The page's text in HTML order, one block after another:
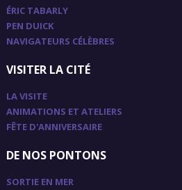
ÉRIC TABARLY
PEN DUICK
NAVIGATEURS CÉLÈBRES
VISITER LA CITÉ
LA VISITE
ANIMATIONS ET ATELIERS
FÊTE D'ANNIVERSAIRE
DE NOS PONTONS
SORTIE EN MER